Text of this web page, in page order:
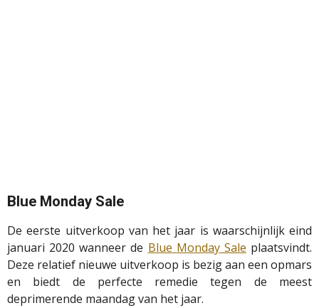
Blue Monday Sale
De eerste uitverkoop van het jaar is waarschijnlijk eind
januari 2020 wanneer de Blue Monday Sale plaatsvindt.
Deze relatief nieuwe uitverkoop is bezig aan een opmars
en biedt de perfecte remedie tegen de meest
deprimerende maandag van het jaar.